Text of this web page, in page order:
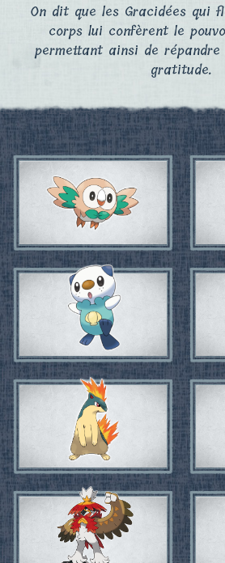
On dit que les Gracidées qui
corps lui confèrent le
permettant ainsi de
gratitude.